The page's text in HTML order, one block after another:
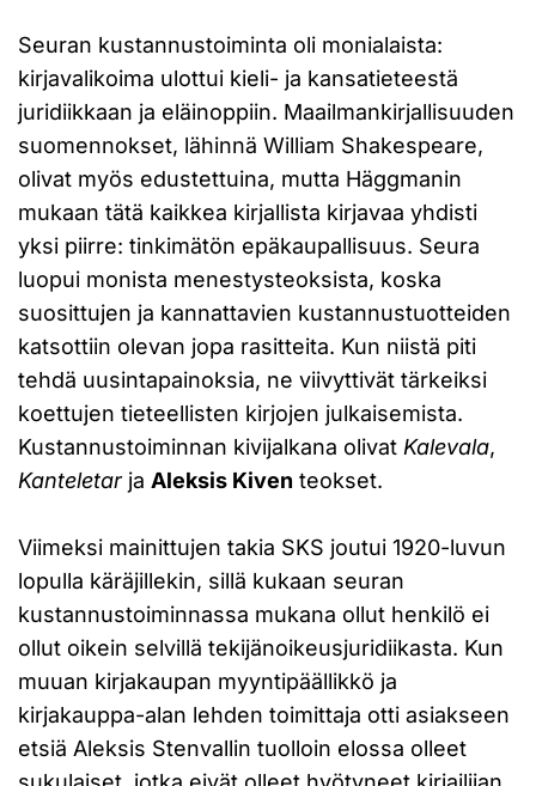
Seuran kustannustoiminta oli monialaista:
kirjavalikoima ulottui kieli- ja kansatieteestä
juridiikkaan ja eläinoppiin. Maailmankirjallisuuden
suomennokset, lähinnä William Shakespeare,
olivat myös edustettuina, mutta Häggmanin
mukaan tätä kaikkea kirjallista kirjavaa yhdisti
yksi piirre: tinkimätön epäkaupallisuus. Seura
luopui monista menestysteoksista, koska
suosittujen ja kannattavien kustannustuotteiden
katsottiin olevan jopa rasitteita. Kun niistä piti
tehdä uusintapainoksia, ne viivyttivät tärkeiksi
koettujen tieteellisten kirjojen julkaisemista.
Kustannustoiminnan kivijalkana olivat Kalevala,
Kanteletarja Aleksis Kiven teokset.
Viimeksi mainittujen takia SKS joutui 1920-luvun
lopulla käräjillekin, sillä kukaan seuran
kustannustoiminnassa mukana ollut henkilö ei
ollut oikein selvillä tekijänoikeusjuridiikasta. Kun
muuan kirjakaupan myyntipäällikkö ja
kirjakauppa-alan lehden toimittaja otti asiakseen
etsiä Aleksis Stenvallin tuolloin elossa olleet